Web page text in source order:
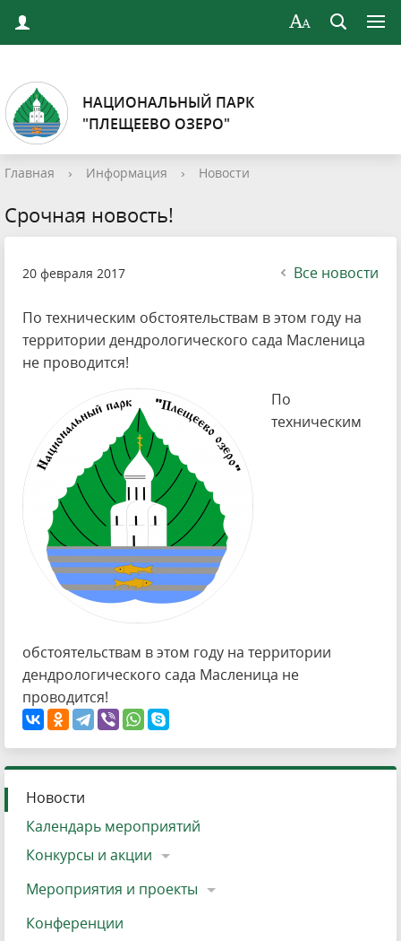
НАЦИОНАЛЬНЫЙ ПАРК
"ПЛЕЩЕЕВО ОЗЕРО"
Главная › Информация › Новости
Срочная новость!
20 февраля 2017 Все новости
По техническим обстоятельствам в этом году на
территории дендрологического сада Масленица
не проводится!
По
техническим
обстоятельствам в этом году на территории
дендрологического сада Масленица не
проводится!
Новости
Календарь мероприятий
Конкурсы и акции
Мероприятия и проекты
Конференции